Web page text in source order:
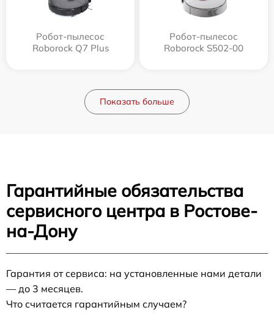
Робот-пылесос
Roborock Q7 Plus
Робот-пылесос
Roborock S502-00
Показать больше
Гарантийные обязательства
сервисного центра в Ростове-
на-Дону
Гарантия от сервиса: на установленные нами детали
— до 3 месяцев.
Что считается гарантийным случаем?